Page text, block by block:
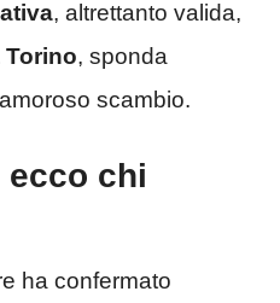
, altrettanto valida,
Torino, sponda
scambio.
ecco chi
ha confermato